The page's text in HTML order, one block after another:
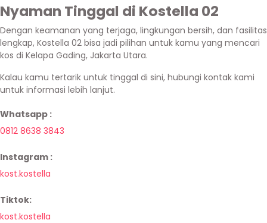
Nyaman Tinggal di Kostella 02
Dengan keamanan yang terjaga, lingkungan bersih, dan fasilitas
lengkap, Kostella 02 bisa jadi pilihan untuk kamu yang mencari
kos di Kelapa Gading, Jakarta Utara.
Kalau kamu tertarik untuk tinggal di sini, hubungi kontak kami
untuk informasi lebih lanjut.
Whatsapp :
0812 8638 3843
Instagram :
kost.kostella
Tiktok:
kost.kostella